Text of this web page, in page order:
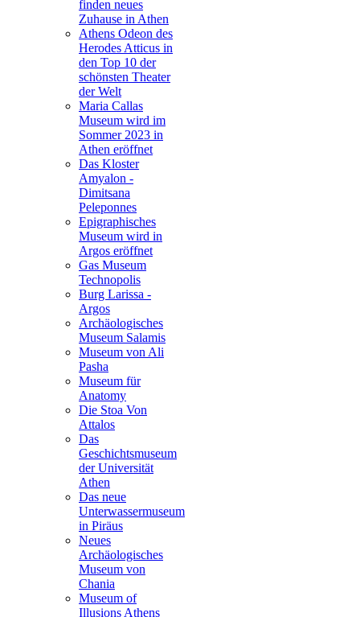
finden neues
Zuhause in Athen
Athens Odeon des
Herodes Atticus in
den Top 10 der
schönsten Theater
der Welt
Maria Callas
Museum wird im
Sommer 2023 in
Athen eröffnet
Das Kloster
Amyalon -
Dimitsana
Peleponnes
Epigraphisches
Museum wird in
Argos eröffnet
Gas Museum
Technopolis
Burg Larissa -
Argos
Archäologisches
Museum Salamis
Museum von Ali
Pasha
Museum für
Anatomy
Die Stoa Von
Attalοs
Das
Geschichtsmuseum
der Universität
Athen
Das neue
Unterwassermuseum
in Piräus
Neues
Archäologisches
Museum von
Chania
Museum of
Illusions Athens